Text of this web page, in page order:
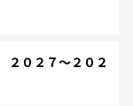
０２７～２０２